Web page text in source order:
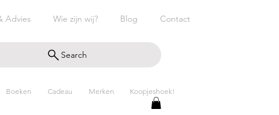
Advies Wie zijn wij? Blog Contact
Search
Boeken Cadeau Merken Koopjeshoek!